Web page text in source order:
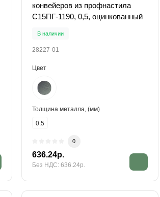
конвейеров из профнастила
С15ПГ-1190, 0,5, оцинкованный
В наличии
28227-01
Цвет
Толщина металла, (мм)
0.5
0
636.24р.
Без НДС: 636.24р.